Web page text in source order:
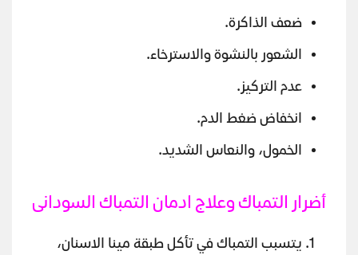
ضعف الذاكرة.
الشعور بالنشوة والاسترخاء.
عدم التركيز.
انخفاض ضغط الدم.
الخمول، والنعاس الشديد.
أضرار التمباك وعلاج ادمان التمباك السودانى
يتسبب التمباك في تأكل طبقة مينا الاسنان،